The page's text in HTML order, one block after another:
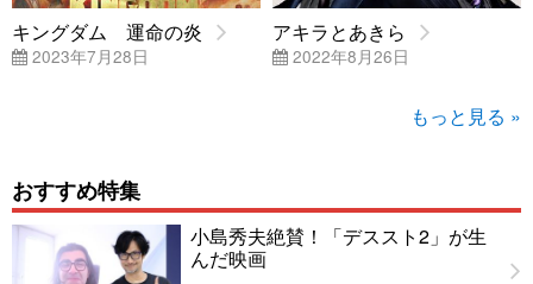
キングダム 運命の炎
2023年7月28日
アキラとあきら
2022年8月26日
もっと見る »
おすすめ特集
小島秀夫絶賛！「デススト2」が生
んだ映画